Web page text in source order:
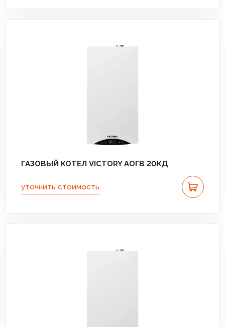
ГАЗОВЫЙ КОТЕЛ VICTORY АОГВ 20КД
уточнить стоимость